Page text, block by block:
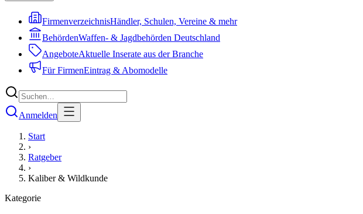
FirmenverzeichnisHändler, Schulen, Vereine & mehr
BehördenWaffen- & Jagdbehörden Deutschland
AngeboteAktuelle Inserate aus der Branche
Für FirmenEintrag & Abomodelle
Anmelden
Start
›
Ratgeber
›
Kaliber & Wildkunde
Kategorie